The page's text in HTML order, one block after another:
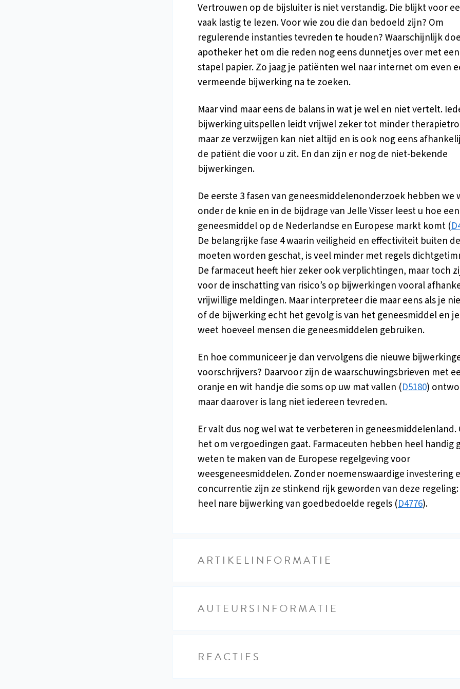
Vertrouwen op de bijsluiter is niet verstandig. Die blijkt voor
vaak lastig te lezen. Voor wie zou die dan bedoeld zijn? Om
regulerende instanties tevreden te houden? Waarschijnlijk
apotheker het om die reden nog eens dunnetjes over met
stapel papier. Zo jaag je patiënten wel naar internet om even
vermeende bijwerking na te zoeken.
Maar vind maar eens de balans in wat je wel en niet vertelt.
bijwerking uitspellen leidt vrijwel zeker tot minder
maar ze verzwijgen kan niet altijd en is ook nog eens
de patiënt die voor u zit. En dan zijn er nog de niet-bekende
bijwerkingen.
De eerste 3 fasen van geneesmiddelenonderzoek hebben we
onder de knie en in de bijdrage van Jelle Visser leest u hoe een
geneesmiddel op de Nederlandse en Europese markt komt (
De belangrijke fase 4 waarin veiligheid en effectiviteit buiten
moeten worden geschat, is veel minder met regels
De farmaceut heeft hier zeker ook verplichtingen, maar toch
voor de inschatting van risico’s op bijwerkingen vooral
vrijwillige meldingen. Maar interpreteer die maar eens als je
of de bijwerking echt het gevolg is van het geneesmiddel en
weet hoeveel mensen die geneesmiddelen gebruiken.
En hoe communiceer je dan vervolgens die nieuwe
voorschrijvers? Daarvoor zijn de waarschuwingsbrieven met
oranje en wit handje die soms op uw mat vallen (D5180)
maar daarover is lang niet iedereen tevreden.
Er valt dus nog wel wat te verbeteren in geneesmiddelenland.
het om vergoedingen gaat. Farmaceuten hebben heel handig
weten te maken van de Europese regelgeving voor
weesgeneesmiddelen. Zonder noemenswaardige investering
concurrentie zijn ze stinkend rijk geworden van deze
heel nare bijwerking van goedbedoelde regels (D4776).
ARTIKELINFORMATIE
AUTEURSINFORMATIE
REACTIES